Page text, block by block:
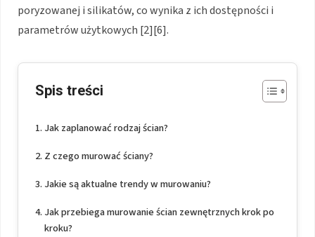
poryzowanej i silikatów, co wynika z ich dostępności i
parametrów użytkowych [2][6].
Spis treści
Jak zaplanować rodzaj ścian?
Z czego murować ściany?
Jakie są aktualne trendy w murowaniu?
Jak przebiega murowanie ścian zewnętrznych krok po
kroku?